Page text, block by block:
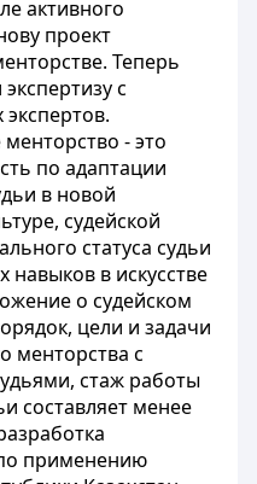
активного
проект
Теперь
с
- это
по адаптации
в новой
судейской
статуса судьи
навыков в искусстве
о судейском
цели и задачи
менторства с
стаж работы
составляет менее
применению